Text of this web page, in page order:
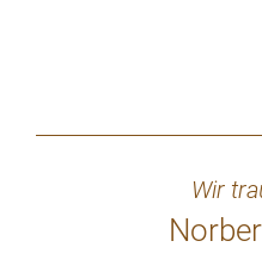
Wir